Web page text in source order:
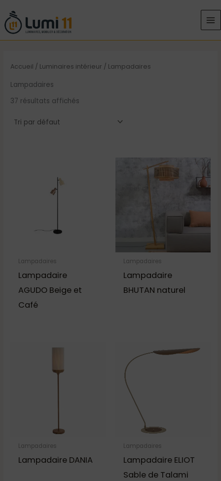
au
contenu
Accueil / Luminaires intérieur / Lampadaires
Lampadaires
37 résultats affichés
Lampadaires
Lampadaire
AGUDO Beige et
Café
Lampadaires
Lampadaire
BHUTAN naturel
Lampadaires
Lampadaire DANIA
Lampadaires
Lampadaire ELIOT
Sable de Talami